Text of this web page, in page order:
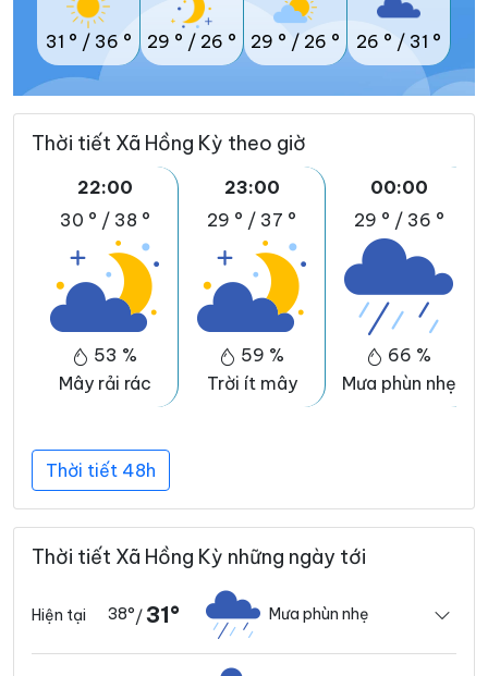
31 ° / 36 ° 29 ° / 26 ° 29 ° / 26 ° 26 ° / 31 °
Thời tiết Xã Hồng Kỳ theo giờ
22:00
30 ° / 38 °
53 %
Mây rải rác
23:00
29 ° / 37 °
59 %
Trời ít mây
00:00
29 ° / 36 °
66 %
Mưa phùn nhẹ
Thời tiết 48h
Thời tiết Xã Hồng Kỳ những ngày tới
Hiện tại 38°/31° Mưa phùn nhẹ